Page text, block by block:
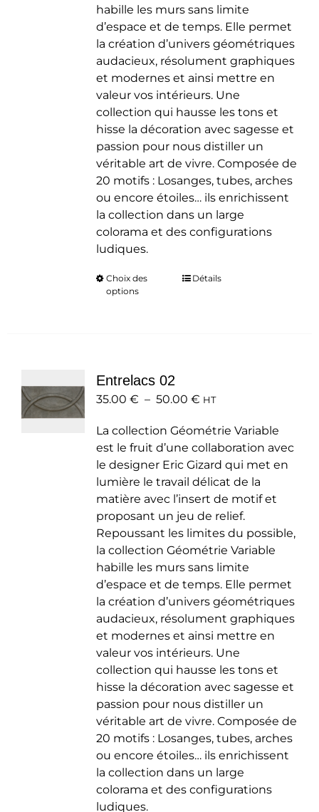
habille les murs sans limite
d’espace et de temps. Elle permet
la création d’univers géométriques
audacieux, résolument graphiques
et modernes et ainsi mettre en
valeur vos intérieurs. Une
collection qui hausse les tons et
hisse la décoration avec sagesse et
passion pour nous distiller un
véritable art de vivre. Composée de
20 motifs : Losanges, tubes, arches
ou encore étoiles… ils enrichissent
la collection dans un large
colorama et des configurations
ludiques.
Choix des
options
Ce
peuvent
choisies
sur
la
page
du
produit
Détails
Entrelacs 02
35.00 € – 50.00 €Plage
prix :
35.00 €
à
50.00 €
HT
La collection Géométrie Variable
est le fruit d’une collaboration avec
le designer Eric Gizard qui met en
lumière le travail délicat de la
matière avec l’insert de motif et
proposant un jeu de relief.
Repoussant les limites du possible,
la collection Géométrie Variable
habille les murs sans limite
d’espace et de temps. Elle permet
la création d’univers géométriques
audacieux, résolument graphiques
et modernes et ainsi mettre en
valeur vos intérieurs. Une
collection qui hausse les tons et
hisse la décoration avec sagesse et
passion pour nous distiller un
véritable art de vivre. Composée de
20 motifs : Losanges, tubes, arches
ou encore étoiles… ils enrichissent
la collection dans un large
colorama et des configurations
ludiques.